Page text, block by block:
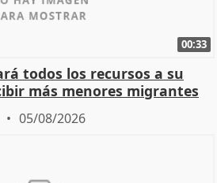
00:33
todos los recursos a su
más menores migrantes
05/08/2026